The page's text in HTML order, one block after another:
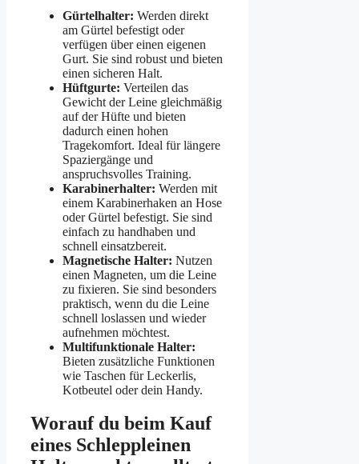
Gürtelhalter: Werden direkt
am Gürtel befestigt oder
verfügen über einen eigenen
Gurt. Sie sind robust und bieten
einen sicheren Halt.
Hüftgurte: Verteilen das
Gewicht der Leine gleichmäßig
auf der Hüfte und bieten
dadurch einen hohen
Tragekomfort. Ideal für längere
Spaziergänge und
anspruchsvolles Training.
Karabinerhalter: Werden mit
einem Karabinerhaken an Hose
oder Gürtel befestigt. Sie sind
einfach zu handhaben und
schnell einsatzbereit.
Magnetische Halter: Nutzen
einen Magneten, um die Leine
zu fixieren. Sie sind besonders
praktisch, wenn du die Leine
schnell loslassen und wieder
aufnehmen möchtest.
Multifunktionale Halter:
Bieten zusätzliche Funktionen
wie Taschen für Leckerlis,
Kotbeutel oder dein Handy.
Worauf du beim Kauf
eines Schleppleinen